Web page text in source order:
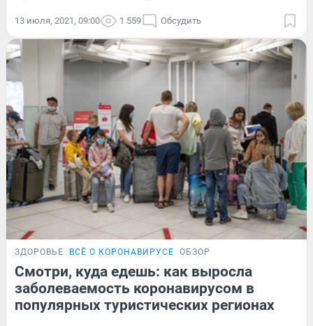
13 июля, 2021, 09:00 1 559 Обсудить
ЗДОРОВЬЕ ВСЁ О КОРОНАВИРУСЕ ОБЗОР
Смотри, куда едешь: как выросла
заболеваемость коронавирусом в
популярных туристических регионах